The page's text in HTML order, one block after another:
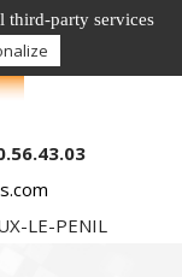
LE-PENIL
third-party services